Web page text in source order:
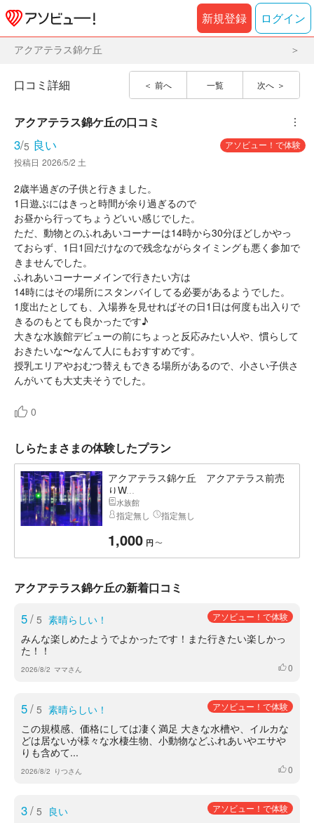
新規登録 ログイン
アクアテラス錦ケ丘
前へ 一覧 次へ
口コミ詳細
アクアテラス錦ケ丘の口コミ ︙
3/5 良い
アソビュー！で体験
投稿日 2026/5/2 土
2歳半過ぎの子供と行きました。
1日遊ぶにはきっと時間が余り過ぎるので
お昼から行ってちょうどいい感じでした。
ただ、動物とのふれあいコーナーは14時から30分ほどしかやっ
ておらず、1日1回だけなので残念ながらタイミングも悪く参加で
きませんでした。
ふれあいコーナーメインで行きたい方は
14時にはその場所にスタンバイしてる必要があるようでした。
1度出たとしても、入場券を見せればその日1日は何度も出入りで
きるのもとても良かったです♪
大きな水族館デビューの前にちょっと反応みたい人や、慣らして
おきたいな〜なんて人にもおすすめです。
授乳エリアやおむつ替えもできる場所があるので、小さい子供さ
んがいても大丈夫そうでした。
0
しらたまさまの体験したプラン
アクアテラス錦ケ丘 アクアテラス前売
りW...
水族館
指定無し 指定無し
1,000 円 〜
アクアテラス錦ケ丘の新着口コミ
5/ 5 素晴らしい！ アソビュー！で体験
みんな楽しめたようでよかったです！また行きたい楽しかっ
た！！
2026/8/2 ママさん いいね
0
5/ 5 素晴らしい！ アソビュー！で体験
この規模感、価格にしては凄く満足 大きな水槽や、イルカな
どは居ないが様々な水棲生物、小動物などふれあいやエサや
りも含めて...
2026/8/2 りつさん いいね
0
3/ 5 良い アソビュー！で体験